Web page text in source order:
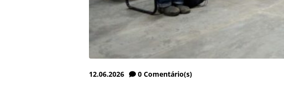
12.06.2026 0 Comentário(s)